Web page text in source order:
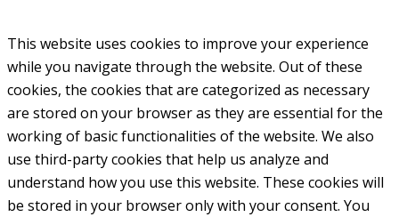
This website uses cookies to improve your experience
while you navigate through the website. Out of these
cookies, the cookies that are categorized as necessary
are stored on your browser as they are essential for the
working of basic functionalities of the website. We also
use third-party cookies that help us analyze and
understand how you use this website. These cookies will
be stored in your browser only with your consent. You